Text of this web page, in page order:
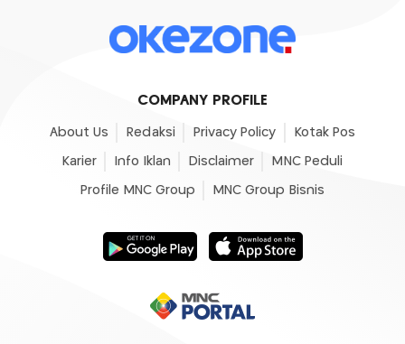
COMPANY PROFILE
About Us Redaksi Privacy Policy Kotak Pos
Karier Info Iklan Disclaimer MNC Peduli
Profile MNC Group MNC Group Bisnis